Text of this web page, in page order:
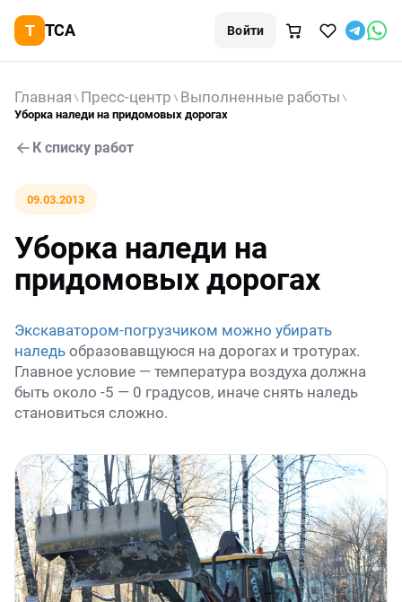
TCA Войти
Главная Пресс-центр Выполненные работы
Уборка наледи на придомовых дорогах
К списку работ
09.03.2013
Уборка наледи на
придомовых дорогах
Экскаватором-погрузчиком можно убирать
наледь образовавщуюся на дорогах и тротурах.
Главное условие — температура воздуха должна
быть около -5 — 0 градусов, иначе снять наледь
становиться сложно.